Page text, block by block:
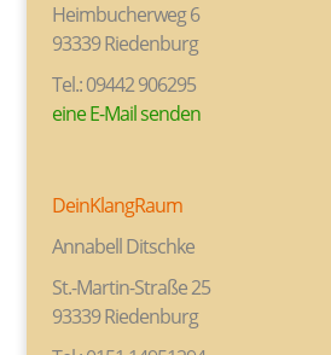
Heimbucherweg 6
93339 Riedenburg
Tel.: 09442 906295
eine E-Mail senden
DeinKlangRaum
Annabell Ditschke
St.-Martin-Straße 25
93339 Riedenburg